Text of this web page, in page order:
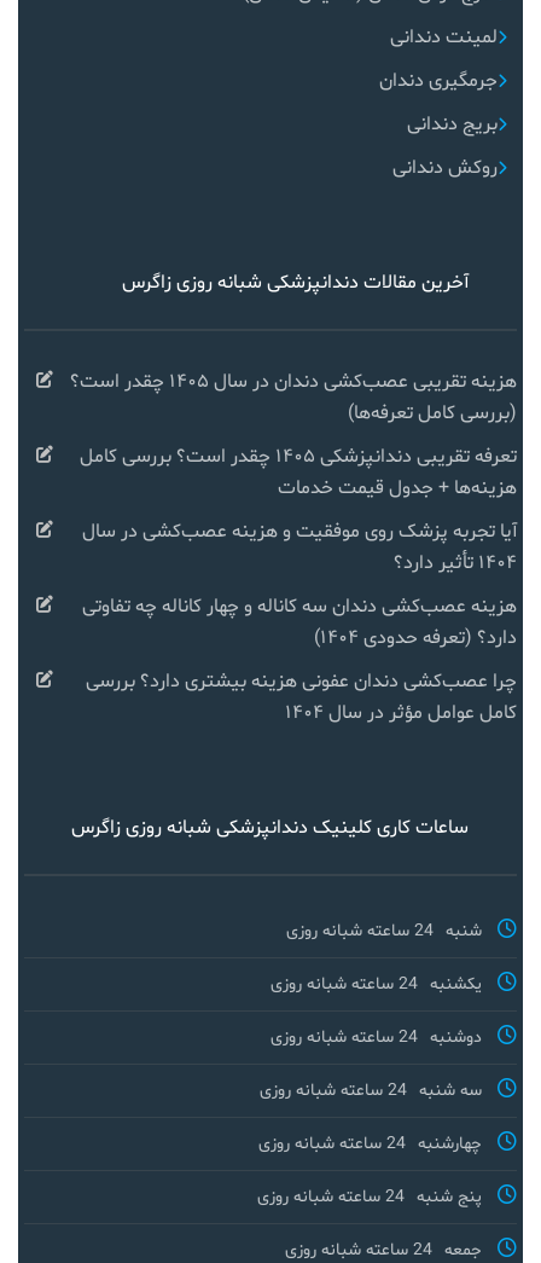
لمینت دندانی
جرمگیری دندان
بریج دندانی
روکش دندانی
آخرین مقالات دندانپزشکی شبانه روزی زاگرس
هزینه تقریبی عصب‌کشی دندان در سال ۱۴۰۵ چقدر است؟
(بررسی کامل تعرفه‌ها)
تعرفه تقریبی دندانپزشکی ۱۴۰۵ چقدر است؟ بررسی کامل
هزینه‌ها + جدول قیمت خدمات
آیا تجربه پزشک روی موفقیت و هزینه عصب‌کشی در سال
۱۴۰۴ تأثیر دارد؟
هزینه عصب‌کشی دندان سه کاناله و چهار کاناله چه تفاوتی
دارد؟ (تعرفه حدودی ۱۴۰۴)
چرا عصب‌کشی دندان عفونی هزینه بیشتری دارد؟ بررسی
کامل عوامل مؤثر در سال ۱۴۰۴
ساعات کاری کلینیک دندانپزشکی شبانه روزی زاگرس
شنبه 24 ساعته شبانه روزی
یکشنبه 24 ساعته شبانه روزی
دوشنبه 24 ساعته شبانه روزی
سه شنبه 24 ساعته شبانه روزی
چهارشنبه 24 ساعته شبانه روزی
پنج شنبه 24 ساعته شبانه روزی
جمعه 24 ساعته شبانه روزی